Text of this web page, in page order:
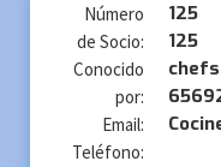
Número
de Socio:
Conocido
por:
Email:
Teléfono:
125
125